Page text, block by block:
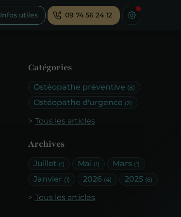
Infos utiles 09 74 56 24 12
Catégories
Ostéopathe préventive (8)
Ostéopathe d'urgence (2)
Tous les articles
Archives
Juillet (1) Mai (1) Mars (1)
Janvier (1) 2026 (4) 2025 (6)
Tous les articles